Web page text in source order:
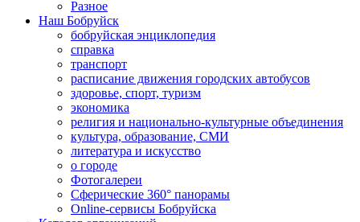
Разное
Наш Бобруйск
бобруйская энциклопедия
справка
транспорт
расписание движения городских автобусов
здоровье, спорт, туризм
экономика
религия и национально-культурные объединения
культура, образование, СМИ
литература и искусство
о городе
Фотогалереи
Сферические 360° панорамы
Online-сервисы Бобруйска